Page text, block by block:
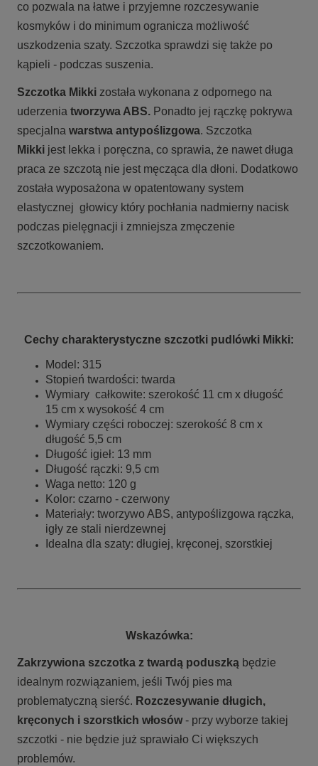
co pozwala na łatwe i przyjemne rozczesywanie
kosmyków i do minimum ogranicza możliwość
uszkodzenia szaty. Szczotka sprawdzi się także po
kąpieli - podczas suszenia.
Szczotka Mikki została wykonana z odpornego na
uderzenia tworzywa ABS. Ponadto jej rączkę pokrywa
specjalna warstwa antypoślizgowa. Szczotka
Mikki jest lekka i poręczna, co sprawia, że nawet długa
praca ze szczotą nie jest męcząca dla dłoni. Dodatkowo
została wyposażona w opatentowany system
elastycznej głowicy który pochłania nadmierny nacisk
podczas pielęgnacji i zmniejsza zmęczenie
szczotkowaniem.
Cechy charakterystyczne szczotki pudlówki Mikki:
Model: 315
Stopień twardości: twarda
Wymiary całkowite: szerokość 11 cm x długość
15 cm x wysokość 4 cm
Wymiary części roboczej: szerokość 8 cm x
długość 5,5 cm
Długość igieł: 13 mm
Długość rączki: 9,5 cm
Waga netto: 120 g
Kolor: czarno - czerwony
Materiały: tworzywo ABS, antypoślizgowa rączka,
igły ze stali nierdzewnej
Idealna dla szaty: długiej, kręconej, szorstkiej
Wskazówka:
Zakrzywiona szczotka z twardą poduszką będzie
idealnym rozwiązaniem, jeśli Twój pies ma
problematyczną sierść. Rozczesywanie długich,
kręconych i szorstkich włosów- przy wyborze takiej
szczotki - nie będzie już sprawiało Ci większych
problemów.